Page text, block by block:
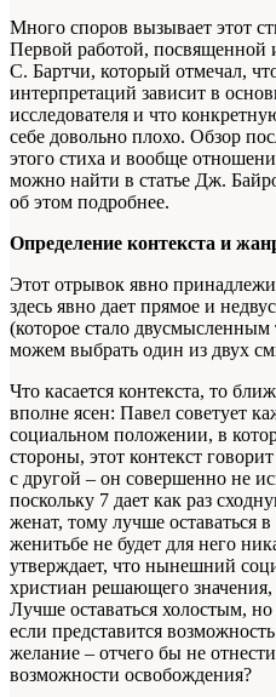
Много споров вызывает этот
Первой работой, посвященной
С. Бартчи, который отмечал,
интерпретаций зависит в
исследователя и что
себе довольно плохо. Обзор
этого стиха и вообще
можно найти в статье Дж.
об этом подробнее.
Определение контекста и
Этот отрывок явно
здесь явно дает прямое и
(которое стало
можем выбрать один из двух
Что касается контекста, то
вполне ясен: Павел советует
социальном положении, в
стороны, этот контекст
с другой – он совершенно не
поскольку 7 дает как раз
женат, тому лучше оставаться
женитьбе не будет для него
утверждает, что нынешний
христиан решающего
Лучше оставаться холостым,
если представится
желание – отчего бы не
возможности освобождения?